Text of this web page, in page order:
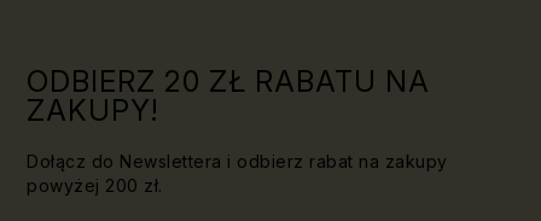
ODBIERZ 20 ZŁ RABATU NA
ZAKUPY!
Dołącz do Newslettera i odbierz rabat na zakupy
powyżej 200 zł.